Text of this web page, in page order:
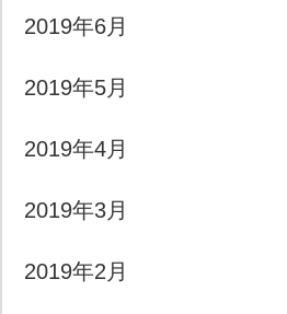
2019年6月
2019年5月
2019年4月
2019年3月
2019年2月